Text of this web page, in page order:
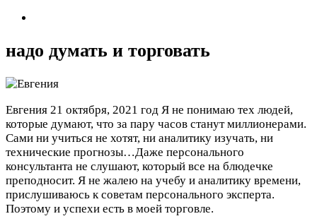
надо думать и торговать
Евгения 21 октября, 2021 год Я не понимаю тех людей,
которые думают, что за пару часов станут миллионерами.
Сами ни учиться не хотят, ни аналитику изучать, ни
технические прогнозы…Даже персонального
консультанта не слушают, который все на блюдечке
преподносит. Я не жалею на учебу и аналитику времени,
прислушиваюсь к советам персонального эксперта.
Поэтому и успехи есть в моей торговле.